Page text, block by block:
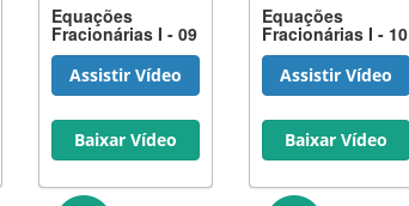
Equações
Fracionárias I - 09
Assistir Vídeo
Baixar Vídeo
Equações
Fracionárias I - 10
Assistir Vídeo
Baixar Vídeo